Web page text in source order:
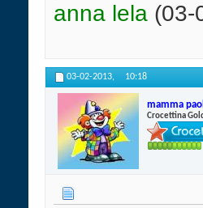
anna lela (03-
03-02-2013, 10:18
mamma
Crocettina Gold